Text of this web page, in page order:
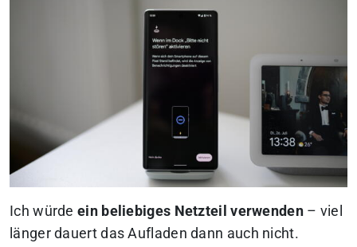
Ich würde ein beliebiges Netzteil verwenden– viel
länger dauert das Aufladen dann auch nicht.